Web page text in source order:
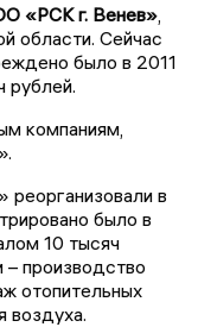
«РСК г. Венев»
области. Сейчас
было в 2011
рублей.
компаниям,
реорганизовали в
было в
10 тысяч
производство
отопительных
воздуха.